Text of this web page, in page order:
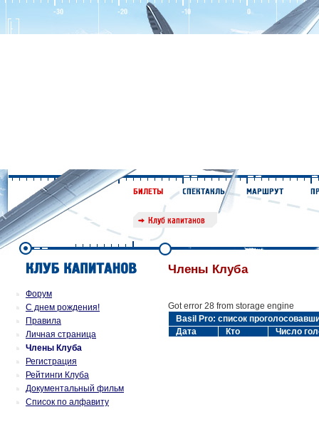
Форум
С днем рождения!
Правила
Личная страница
Члены Клуба
Регистрация
Рейтинги Клуба
Документальный фильм
Список по алфавиту
Члены Клуба
Got error 28 from storage engine
Basil Pro: список
Дата
Кто Число